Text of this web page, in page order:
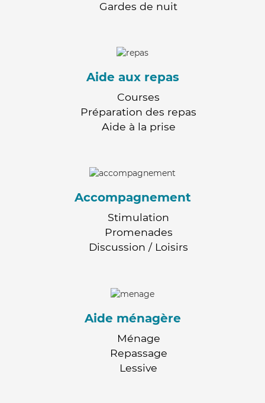
Gardes de nuit
Aide aux repas
Courses
Préparation des repas
Aide à la prise
Accompagnement
Stimulation
Promenades
Discussion / Loisirs
Aide ménagère
Ménage
Repassage
Lessive